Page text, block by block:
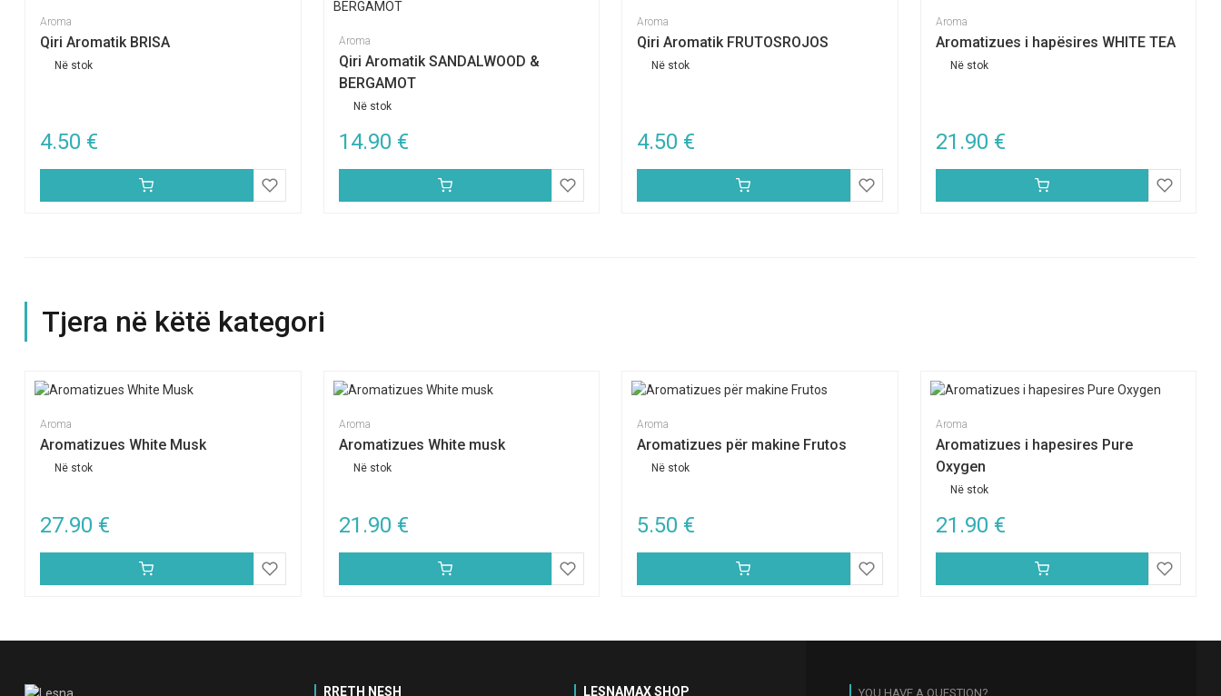
Aroma
Qiri Aromatik BRISA
Në stok
4.50 €
Aroma
Qiri Aromatik SANDALWOOD &
BERGAMOT
Në stok
14.90 €
Aroma
Qiri Aromatik FRUTOSROJOS
Në stok
4.50 €
Aroma
Aromatizues i hapësires WHITE TEA
Në stok
21.90 €
Tjera në këtë kategori
Aroma
Aromatizues White Musk
Në stok
27.90 €
Aroma
Aromatizues White musk
Në stok
21.90 €
Aroma
Aromatizues për makine Frutos
Në stok
5.50 €
Aroma
Aromatizues i hapesires Pure
Oxygen
Në stok
21.90 €
RRETH NESH LESNAMAX SHOP YOU HAVE A QUESTION?